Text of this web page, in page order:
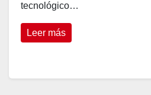
tecnológico…
Leer más